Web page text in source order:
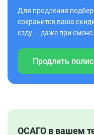
Для продления
сохранится ваша
езду — даже при
Продлить полис
ОСАГО в вашем